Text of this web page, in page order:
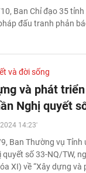
Ban Chỉ đạo 35
đấu tranh phản
và đời sống
và phát
Nghị quyết
14:23'
Ban Thường vụ
quyết số 33-NQ/TW,
XI) về “Xây dựng